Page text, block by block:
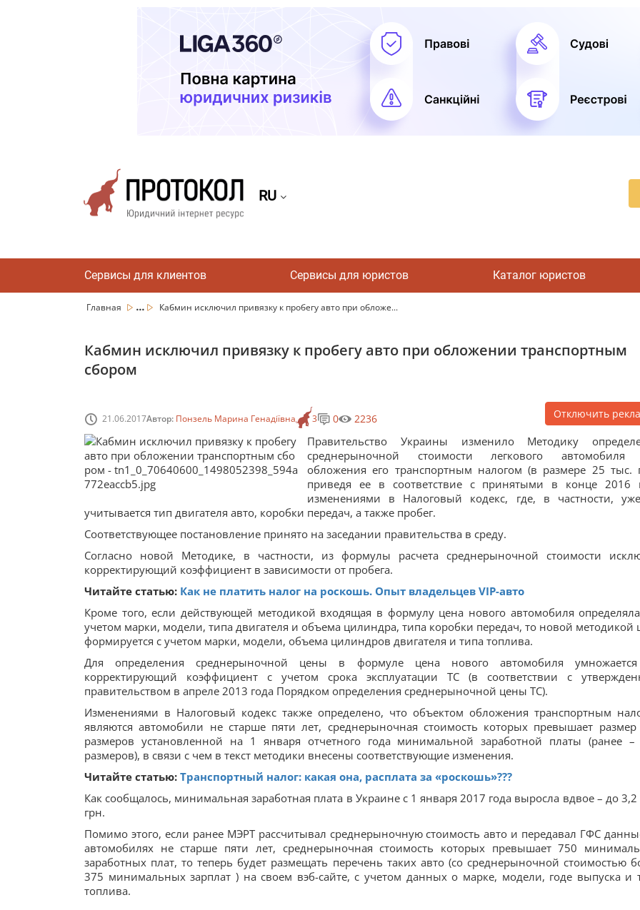
RU
Сервисы для клиентов Сервисы для юристов Каталог юристов
Главная ... Кабмин исключил привязку к пробегу авто при обложе...
Кабмин исключил привязку к пробегу авто при обложении транспортным
сбором
21.06.2017Автор: Понзель Марина Генадіївна 3 0 2236 Отключить
Правительство Украины изменило Методику
среднерыночной стоимости легкового автомобиля
обложения его транспортным налогом (в размере 25 тыс.
приведя ее в соответствие с принятыми в конце 2016
изменениями в Налоговый кодекс, где, в частности,
учитывается тип двигателя авто, коробки передач, а также пробег.
Соответствующее постановление принято на заседании правительства в среду.
Согласно новой Методике, в частности, из формулы расчета среднерыночной стоимости
корректирующий коэффициент в зависимости от пробега.
Читайте статью: Как не платить налог на роскошь. Опыт владельцев VIP-авто
Кроме того, если действующей методикой входящая в формулу цена нового автомобиля
учетом марки, модели, типа двигателя и объема цилиндра, типа коробки передач, то новой методикой
формируется с учетом марки, модели, объема цилиндров двигателя и типа топлива.
Для определения среднерыночной цены в формуле цена нового автомобиля
корректирующий коэффициент с учетом срока эксплуатации ТС (в соответствии с
правительством в апреле 2013 года Порядком определения среднерыночной цены ТС).
Изменениями в Налоговый кодекс также определено, что объектом обложения транспортным
являются автомобили не старше пяти лет, среднерыночная стоимость которых превышает
размеров установленной на 1 января отчетного года минимальной заработной платы (ранее
размеров), в связи с чем в текст методики внесены соответствующие изменения.
Читайте статью: Транспортный налог: какая она, расплата за «роскошь»???
Как сообщалось, минимальная заработная плата в Украине с 1 января 2017 года выросла вдвое – до 3,2
грн.
Помимо этого, если ранее МЭРТ рассчитывал среднерыночную стоимость авто и передавал ГФС
автомобилях не старше пяти лет, среднерыночная стоимость которых превышает 750
заработных плат, то теперь будет размещать перечень таких авто (со среднерыночной стоимостью
375 минимальных зарплат ) на своем вэб-сайте, с учетом данных о марке, модели, годе выпуска и
топлива.